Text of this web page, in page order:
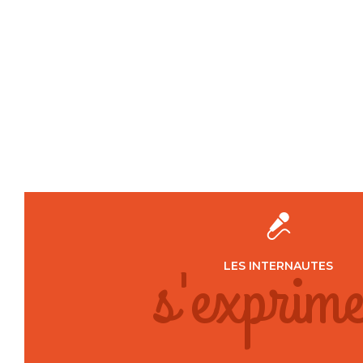
LES INTERNAUTES